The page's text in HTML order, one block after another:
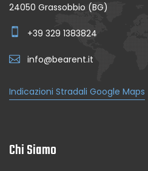
24050 Grassobbio (BG)
+39 329 1383824
info@bearent.it
Indicazioni Stradali Google Maps
Chi Siamo